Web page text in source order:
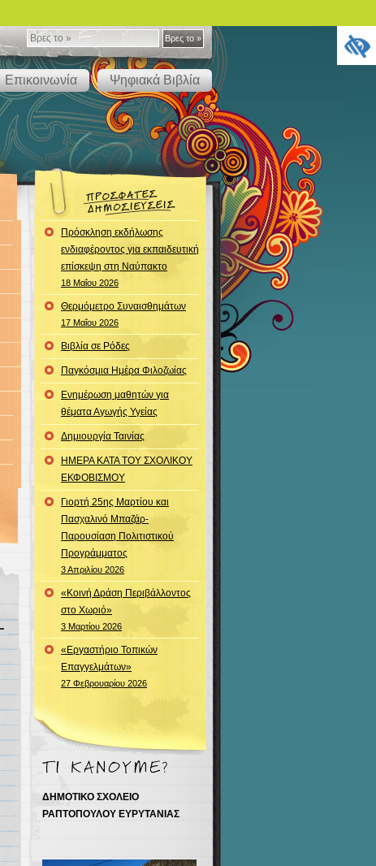
Βρες
το
»
Βρες το »
Επικοινωνία Ψηφιακά Βιβλία
Πρόσκληση εκδήλωσης
ενδιαφέροντος για εκπαιδευτική
επίσκεψη στη Ναύπακτο
18 Μαΐου 2026
Θερμόμετρο Συναισθημάτων
17 Μαΐου 2026
Βιβλία σε Ρόδες
Παγκόσμια Ημέρα Φιλοζωίας
Ενημέρωση μαθητών για
θέματα Αγωγής Υγείας
Δημιουργία Ταινίας
ΗΜΕΡΑ ΚΑΤΑ ΤΟΥ ΣΧΟΛΙΚΟΥ
ΕΚΦΟΒΙΣΜΟΥ
Γιορτή 25ης Μαρτίου και
Πασχαλινό Μπαζάρ-
Παρουσίαση Πολιτιστικού
Προγράμματος
3 Απριλίου 2026
«Κοινή Δράση Περιβάλλοντος
στο Χωριό»
3 Μαρτίου 2026
«Εργαστήριο Τοπικών
Επαγγελμάτων»
27 Φεβρουαρίου 2026
ΔΗΜΟΤΙΚΟ ΣΧΟΛΕΙΟ
ΡΑΠΤΟΠΟΥΛΟΥ ΕΥΡΥΤΑΝΙΑΣ